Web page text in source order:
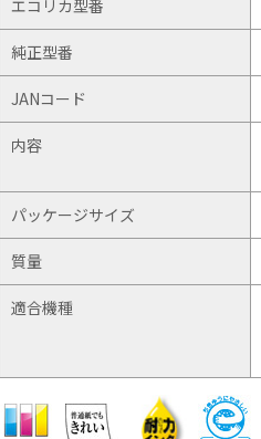
エコリカ型番
純正型番
JANコード
内容
パッケージサイズ
質量
適合機種